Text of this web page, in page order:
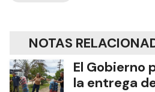
NOTAS
El Gobierno
la entrega